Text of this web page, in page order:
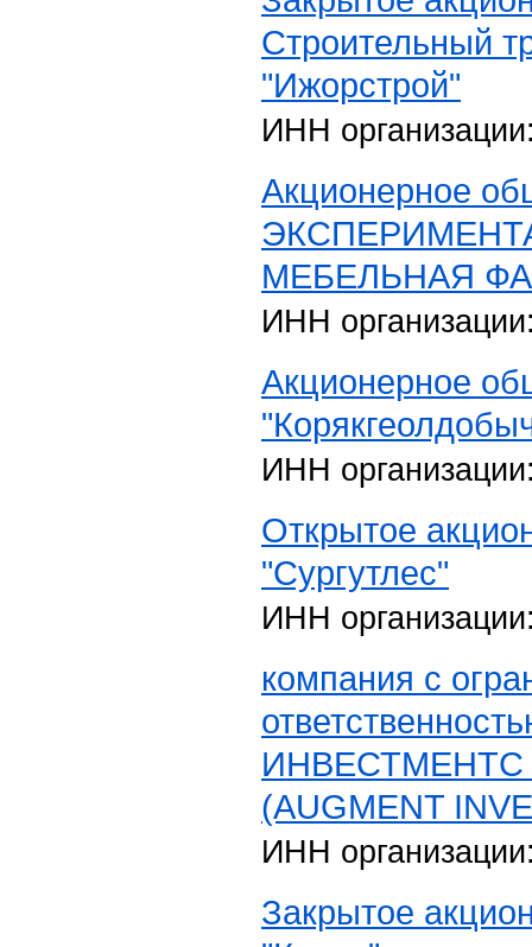
Строительный
"Ижорстрой"
ИНН
Акционерное
МЕБЕЛЬНАЯ
ИНН
Акционерное
ИНН
Открытое
"Сургутлес"
ИНН
компания с
(AUGMENT
ИНН
Закрытое